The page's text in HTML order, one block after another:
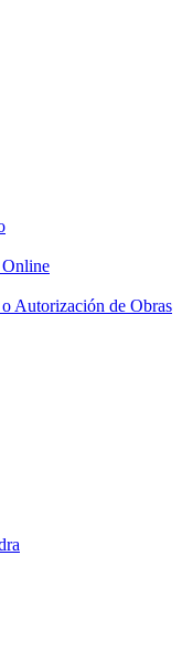
Online
Autorización de Obras